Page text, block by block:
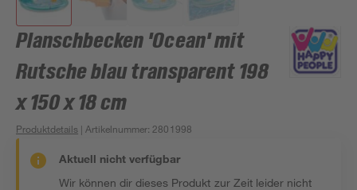
Planschbecken 'Ocean' mit
Rutsche blau transparent 198
x 150 x 18 cm
Produktdetails | Artikelnummer: 2801998
Aktuell nicht verfügbar
Wir können dir dieses Produkt zur Zeit leider nicht